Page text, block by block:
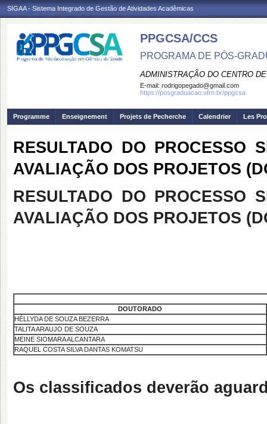
SIGAA - Sistema Integrado de Gestão de Atividades Acadêmicas
PPGCSA/CCS
PROGRAMA DE PÓS-
ADMINISTRAÇÃO DO CENTRO
E-mail: rodrigopegado@gmail.com
https://posgraduacao.ufrn.br/ppgcsa
Programme Enseignement Projets de Pecherche Calendrier Les
RESULTADO DO PROCESSO
AVALIAÇÃO DOS PROJETOS
RESULTADO DO PROCESSO
AVALIAÇÃO DOS PROJETOS
DOUTORADO
HÉLLYDA DE SOUZA BEZERRA
TALITA ARAUJO DE SOUZA
MEINE SIOMARA ALCANTARA
RAQUEL COSTA SILVA DANTAS KOMATSU
Os classificados deverão